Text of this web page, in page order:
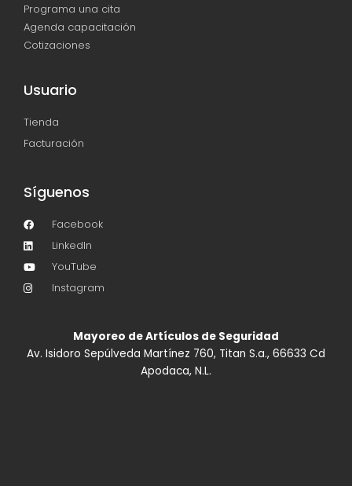
Programa una cita
Agenda capacitación
Cotizaciones
Usuario
Tienda
Facturación
Síguenos
Facebook
LinkedIn
YouTube
Instagram
Mayoreo de Artículos de Seguridad
Av. Isidoro Sepúlveda Martínez 760, Titan S.a., 66633 Cd
Apodaca, N.L.